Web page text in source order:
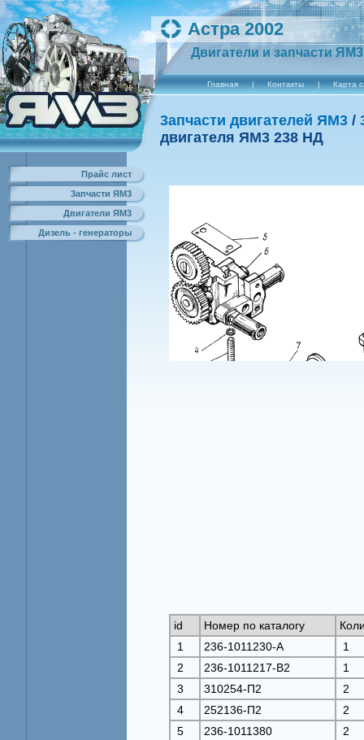
Астра 2002
Двигатели и запчасти ЯМ3
Главная | Контакты | Карта
Прайс лист
3апчасти ЯМ3
Двигатели ЯМ3
Дизель - генераторы
3апчасти двигателей ЯМ3 /
двигателя ЯM3 238 HД
id Номер по каталогу
1
236-1011230-A
1
2
236-1011217-B2
1
3
310254-П2
2
4
252136-П2
2
5
236-1011380
2